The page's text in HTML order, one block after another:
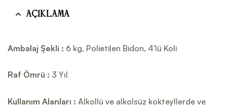
Açıklama
Ambalaj Şekli : 6 kg, Polietilen Bidon, 4'lü Koli
Raf Ömrü : 3 Yıl
Kullanım Alanları : Alkollü ve alkolsüz kokteyllerde ve